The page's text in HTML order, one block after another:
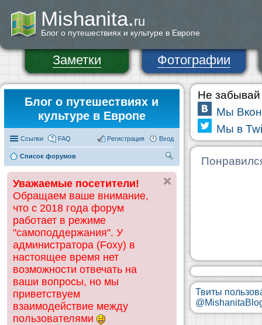
Mishanita.ru
Блог о путешествиях и культуре в Европе
Заметки Фотографии
Блог о путешествиях и
культуре в Европе
Ссылки FAQ Вход
Регистрация
Список форумов
ск
Уважаемые посетители!
Обращаем ваше внимание,
что с 2018 года форум
работает в режиме
"самоподдержания". У
администратора (Foxy) в
настоящее время нет
возможности отвечать на
ваши вопросы, но мы
приветствуем
взаимодействие между
пользователями
Не забывай
Мы
Мы в
Твиты